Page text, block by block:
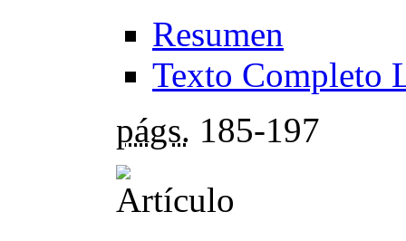
Resumen
Texto Completo
págs. 185-197